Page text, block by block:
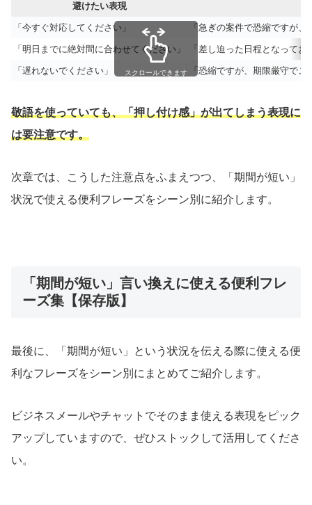
避けたい表現
「今すぐ対応してください」 「急ぎの案件で恐縮ですが
「明日までに絶対間に合わせてください」 「差し迫った日程となって
「遅れないでください」 「恐縮ですが、期限厳守で
スクロールできます
敬語を使っていても、「押し付け感」が出てしまう表現に
は要注意です。
次章では、こうした注意点をふまえつつ、「期間が短い」
状況で使える便利フレーズをシーン別に紹介します。
「期間が短い」言い換えに使える便利フレ
ーズ集【保存版】
最後に、「期間が短い」という状況を伝える際に使える便
利なフレーズをシーン別にまとめてご紹介します。
ビジネスメールやチャットでそのまま使える表現をピック
アップしていますので、ぜひストックして活用してくださ
い。